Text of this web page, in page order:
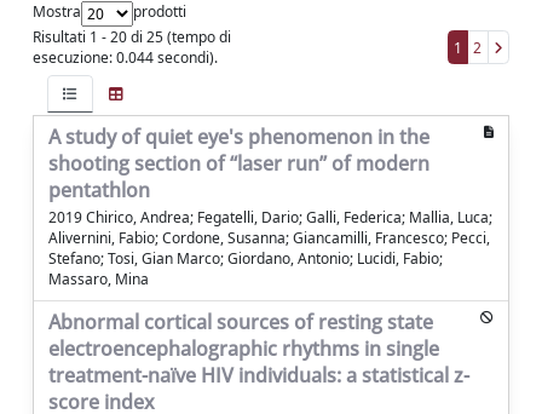
Mostra
prodotti
Risultati 1 - 20 di 25 (tempo di
esecuzione: 0.044 secondi).
1 2
A study of quiet eye's phenomenon in the
shooting section of “laser run” of modern
pentathlon
2019 Chirico, Andrea; Fegatelli, Dario; Galli, Federica; Mallia, Luca;
Alivernini, Fabio; Cordone, Susanna; Giancamilli, Francesco; Pecci,
Stefano; Tosi, Gian Marco; Giordano, Antonio; Lucidi, Fabio;
Massaro, Mina
Abnormal cortical sources of resting state
electroencephalographic rhythms in single
treatment-naïve HIV individuals: a statistical z-
score index